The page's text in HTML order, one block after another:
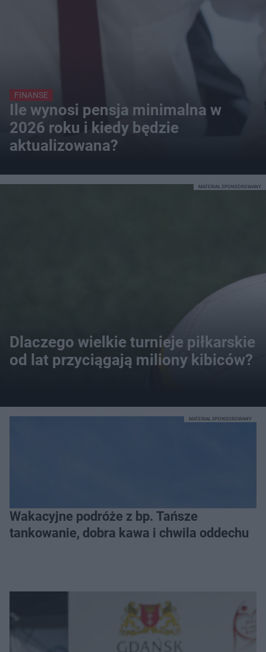
FINANSE
Ile wynosi pensja minimalna w
2026 roku i kiedy będzie
aktualizowana?
Dlaczego wielkie turnieje piłkarskie
od lat przyciągają miliony kibiców?
MATERIAŁ SPONSOROWANY
Wakacyjne podróże z bp. Tańsze
tankowanie, dobra kawa i chwila oddechu
MATERIAŁ SPONSOROWANY